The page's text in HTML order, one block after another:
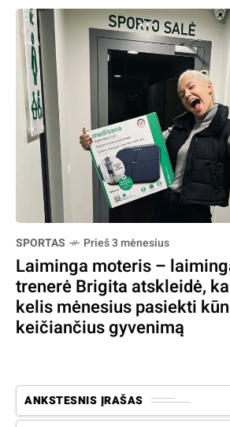
SPORTAS Prieš 3 mėnesius
Laiminga moteris –
trenerė Brigita atskleidė,
kelis mėnesius pasiekti
keičiančius gyvenimą
ANKSTESNIS ĮRAŠAS